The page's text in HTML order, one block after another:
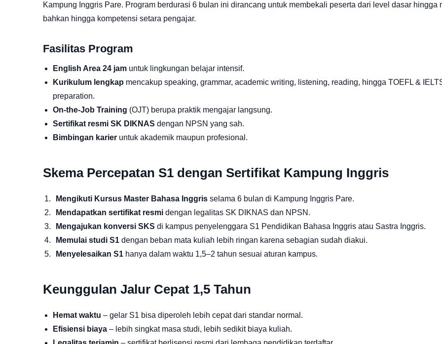
Kampung Inggris Pare. Program berdurasi 6 bulan ini dirancang untuk membekali peserta dari level dasar hingga
bahkan hingga kompetensi setara pengajar.
Fasilitas Program
English Area 24 jam untuk lingkungan belajar intensif.
Kurikulum lengkap mencakup speaking, grammar, academic writing, listening, reading, hingga TOEFL &
preparation.
On-the-Job Training (OJT) berupa praktik mengajar langsung.
Sertifikat resmi SK DIKNAS dengan NPSN yang sah.
Bimbingan karier untuk akademik maupun profesional.
Skema Percepatan S1 dengan Sertifikat Kampung Inggris
Mengikuti Kursus Master Bahasa Inggris selama 6 bulan di Kampung Inggris Pare.
Mendapatkan sertifikat resmi dengan legalitas SK DIKNAS dan NPSN.
Mengajukan konversi SKS di kampus penyelenggara S1 Pendidikan Bahasa Inggris atau Sastra Inggris.
Memulai studi S1 dengan beban mata kuliah lebih ringan karena sebagian sudah diakui.
Menyelesaikan S1 hanya dalam waktu 1,5–2 tahun sesuai aturan kampus.
Keunggulan Jalur Cepat 1,5 Tahun
Hemat waktu – gelar S1 bisa diperoleh lebih cepat dari standar normal.
Efisiensi biaya – lebih singkat masa studi, lebih sedikit biaya kuliah.